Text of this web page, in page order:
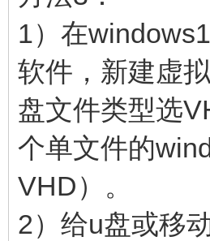
1）在
软件，新建虚
盘文件类型选
个单文件的
VHD）。
2）给u盘或移